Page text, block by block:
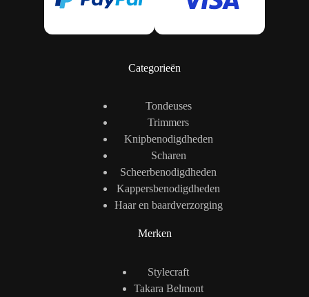
Categorieën
Tondeuses
Trimmers
Knipbenodigdheden
Scharen
Scheerbenodigdheden
Kappersbenodigdheden
Haar en baardverzorging
Merken
Stylecraft
Takara Belmont